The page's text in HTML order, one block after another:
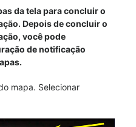
da tela para concluir o
Depois de concluir o
você pode
de notificação
mapa. Selecionar